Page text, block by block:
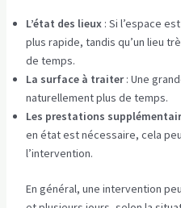
L’état des lieux: Si l’espace
plus rapide, tandis qu’un lieu
de temps.
La surface à traiter: Une
naturellement plus de temps.
Les prestations
en état est nécessaire, cela
l’intervention.
En général, une intervention